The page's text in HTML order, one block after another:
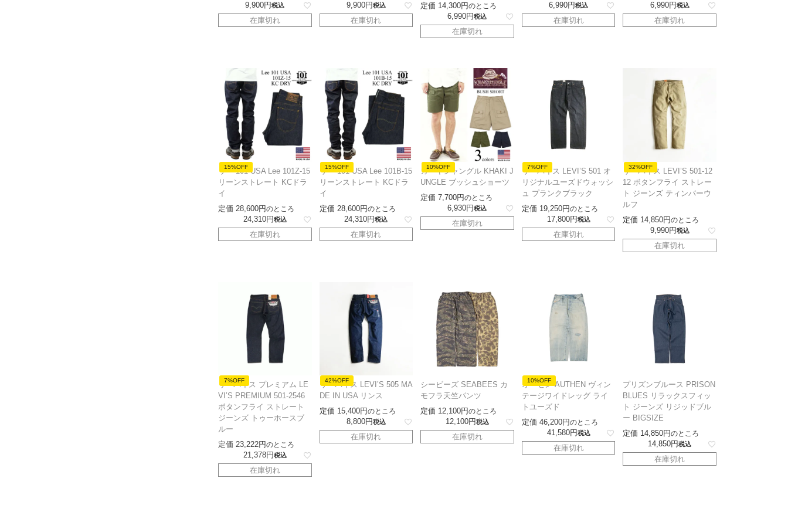
9,900 税込
在庫切れ
9,900 税込
在庫切れ
定価 14,300 のところ
6,990 税込
在庫切れ
6,990 税込
在庫切れ
6,990 税込
在庫切れ
15%OFF
リー 101 USA Lee 101Z-15
リーンストレート KCドラ
イ
定価 28,600 のところ
24,310 税込
在庫切れ
15%OFF
リー 101 USA Lee 101B-15
リーンストレート KCドラ
イ
定価 28,600 のところ
24,310 税込
在庫切れ
10%OFF
カーキジャングル KHAKI J
UNGLE ブッシュショーツ
定価 7,700 のところ
6,930 税込
在庫切れ
7%OFF
リーバイス LEVI’S 501 オ
リジナルユーズドウォッシ
ュ プランクブラック
定価 19,250 のところ
17,800 税込
在庫切れ
32%OFF
リーバイス LEVI’S 501-12
12 ボタンフライ ストレー
ト ジーンズ ティンバーウ
ルフ
定価 14,850 のところ
9,990 税込
在庫切れ
7%OFF
リーバイス プレミアム LE
VI’S PREMIUM 501-2546
ボタンフライ ストレート
ジーンズ トゥーホースブ
ルー
定価 23,222 のところ
21,378 税込
在庫切れ
42%OFF
リーバイス LEVI’S 505 MA
DE IN USA リンス
定価 15,400 のところ
8,800 税込
在庫切れ
シービーズ SEABEES カ
モフラ天竺パンツ
定価 12,100 のところ
12,100 税込
在庫切れ
10%OFF
オーセン AUTHEN ヴィン
テージワイドレッグ ライ
トユーズド
定価 46,200 のところ
41,580 税込
在庫切れ
プリズンブルース PRISON
BLUES リラックスフィッ
ト ジーンズ リジッドブル
ー BIGSIZE
定価 14,850 のところ
14,850 税込
在庫切れ